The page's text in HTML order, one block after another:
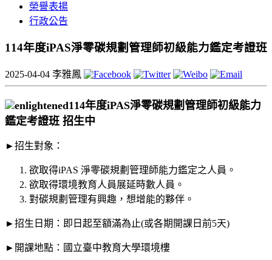
榮譽表揚
行政公告
114年度iPAS淨零碳規劃管理師初級能力鑑定考證班
2025-04-04 李雅鳳
114年度iPAS淨零碳規劃管理師初級能力
鑑定考證班 招生中
►招生對象：
欲取得iPAS 淨零碳規劃管理師能力鑑定之人員。
欲取得環境教育人員展延時數人員。
對碳規劃管理有興趣，想增能的夥伴。
►招生日期：即日起至額滿為止(或各期開課日前5天)
►開課地點：國立臺中教育大學環境樓